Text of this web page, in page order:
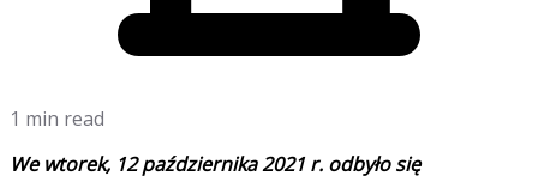
1 min read
We wtorek, 12 października 2021 r. odbyło się